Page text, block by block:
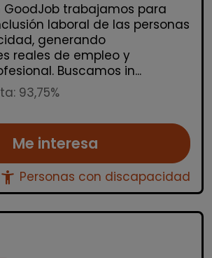
GoodJob trabajamos para
laboral de las personas
generando
reales de empleo y
Buscamos in...
93,75%
Me interesa
accessibility_new Personas con discapacidad